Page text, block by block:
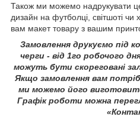
Також ми можемо надрукувати
дизайн на футболці, світшоті
вам макет товару з вашим
Замовлення друкуємо під
черги - від 1го робочого
можуть бути скореговані
Якщо замовлення вам
ми можемо його
Графік роботи можна